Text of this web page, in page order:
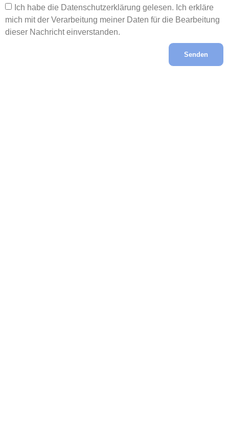
Ich habe die Datenschutzerklärung gelesen. Ich erkläre
mich mit der Verarbeitung meiner Daten für die Bearbeitung
dieser Nachricht einverstanden.
Senden